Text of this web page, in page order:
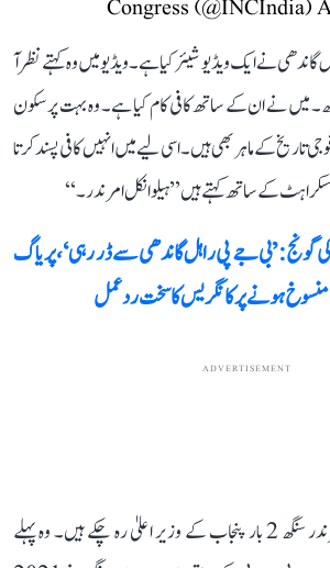
نے ایک ویڈیو شیئر کیا ہے۔ ویڈیو میں وہ کہتے نظر آ
میں نے ان کے ساتھ کافی کام کیا ہے۔ وہ بہت پرسکون
کے ماہر بھی ہیں۔ اسی لیے میں انہیں کافی پسند کرتا
کے ساتھ کہتے ہیں ’’ہیلو انکل امرندر۔‘‘
گونج: ’بی جے پی راہل گاندھی سے ڈر رہی‘، پریاگ
ہونے پر کانگریس کا سخت ردعمل
ADVERTISEMENT
قابل ذکر ہے کہ کیپٹن امرندر سنگھ 2 بار پنجاب کے وزیر اعلیٰ رہ چکے ہیں۔ وہ پہلے